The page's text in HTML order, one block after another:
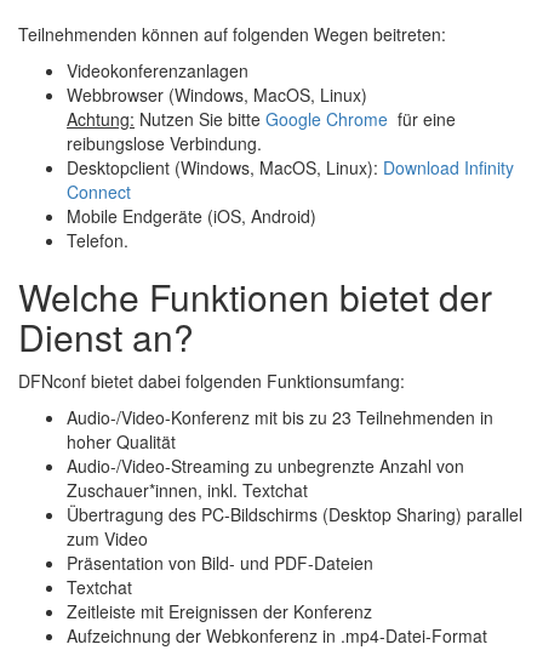
Teilnehmenden können auf folgenden Wegen beitreten:
Videokonferenzanlagen
Webbrowser (Windows, MacOS, Linux)
Achtung: Nutzen Sie bitte Google Chrome für eine
reibungslose Verbindung.
Desktopclient (Windows, MacOS, Linux): Download Infinity
Connect
Mobile Endgeräte (iOS, Android)
Telefon.
Welche Funktionen bietet der
Dienst an?
DFNconf bietet dabei folgenden Funktionsumfang:
Audio-/Video-Konferenz mit bis zu 23 Teilnehmenden in
hoher Qualität
Audio-/Video-Streaming zu unbegrenzte Anzahl von
Zuschauer*innen, inkl. Textchat
Übertragung des PC-Bildschirms (Desktop Sharing) parallel
zum Video
Präsentation von Bild- und PDF-Dateien
Textchat
Zeitleiste mit Ereignissen der Konferenz
Aufzeichnung der Webkonferenz in .mp4-Datei-Format